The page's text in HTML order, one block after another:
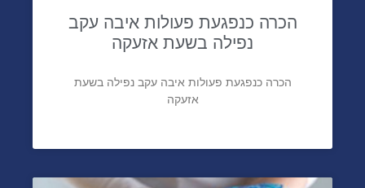
הכרה כנפגעת פעולות איבה עקב
נפילה בשעת אזעקה
הכרה כנפגעת פעולות איבה עקב נפילה בשעת
אזעקה